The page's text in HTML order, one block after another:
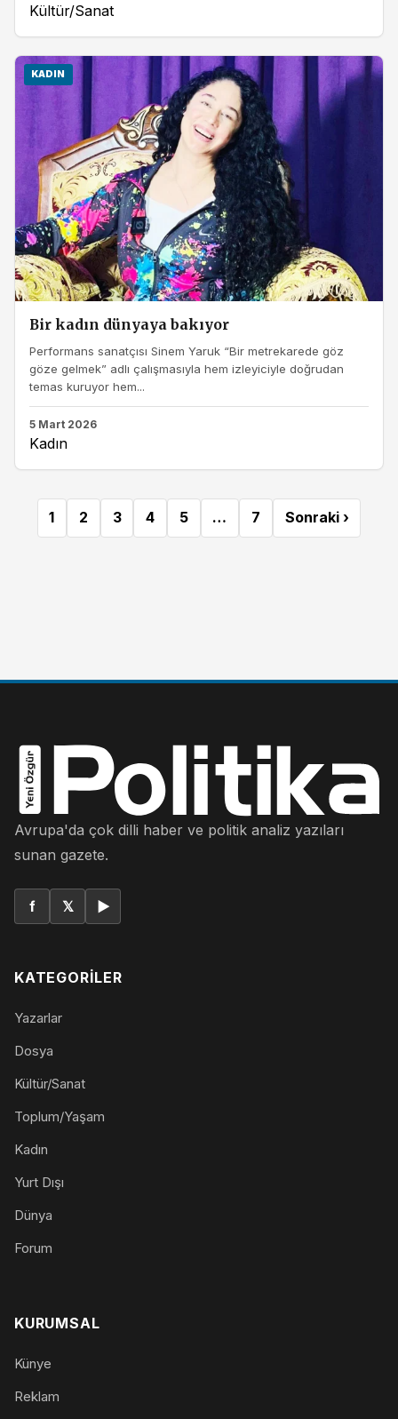
Kültür/Sanat
KADIN
Bir kadın dünyaya bakıyor
Performans sanatçısı Sinem Yaruk “Bir metrekarede göz
göze gelmek” adlı çalışmasıyla hem izleyiciyle doğrudan
temas kuruyor hem...
5 Mart 2026
Kadın
1 2 3 4 5 … 7 Sonraki ›
Avrupa'da çok dilli haber ve politik analiz yazıları
sunan gazete.
f 𝕏 ▶
KATEGORILER
Yazarlar
Dosya
Kültür/Sanat
Toplum/Yaşam
Kadın
Yurt Dışı
Dünya
Forum
KURUMSAL
Künye
Reklam